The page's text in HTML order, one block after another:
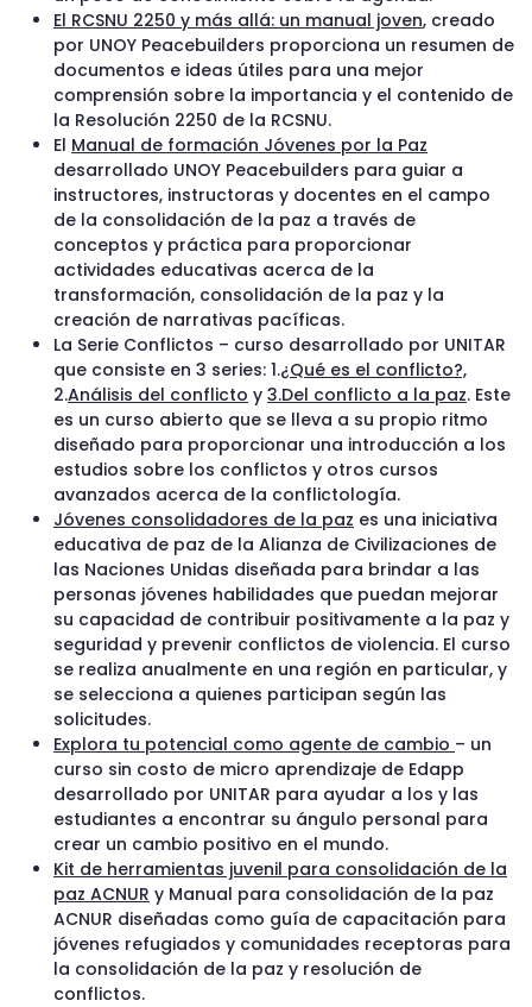
El RCSNU 2250 y más allá: un manual joven, creado
por UNOY Peacebuilders proporciona un resumen de
documentos e ideas útiles para una mejor
comprensión sobre la importancia y el contenido de
la Resolución 2250 de la RCSNU.
El Manual de formación Jóvenes por la Paz
desarrollado UNOY Peacebuilders para guiar a
instructores, instructoras y docentes en el campo
de la consolidación de la paz a través de
conceptos y práctica para proporcionar
actividades educativas acerca de la
transformación, consolidación de la paz y la
creación de narrativas pacíficas.
La Serie Conflictos – curso desarrollado por UNITAR
que consiste en 3 series: 1.¿Qué es el conflicto?,
2.Análisis del conflicto y 3.Del conflicto a la paz. Este
es un curso abierto que se lleva a su propio ritmo
diseñado para proporcionar una introducción a los
estudios sobre los conflictos y otros cursos
avanzados acerca de la conflictología.
Jóvenes consolidadores de la paz es una iniciativa
educativa de paz de la Alianza de Civilizaciones de
las Naciones Unidas diseñada para brindar a las
personas jóvenes habilidades que puedan mejorar
su capacidad de contribuir positivamente a la paz y
seguridad y prevenir conflictos de violencia. El curso
se realiza anualmente en una región en particular, y
se selecciona a quienes participan según las
solicitudes.
Explora tu potencial como agente de cambio – un
curso sin costo de micro aprendizaje de Edapp
desarrollado por UNITAR para ayudar a los y las
estudiantes a encontrar su ángulo personal para
crear un cambio positivo en el mundo.
Kit de herramientas juvenil para consolidación de la
paz ACNUR y Manual para consolidación de la paz
ACNUR diseñadas como guía de capacitación para
jóvenes refugiados y comunidades receptoras para
la consolidación de la paz y resolución de
conflictos.